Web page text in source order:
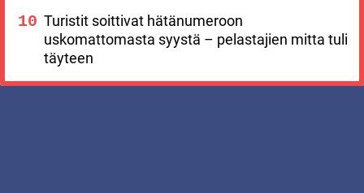
Turistit soittivat hätänumeroon
uskomattomasta syystä – pelastajien mitta tuli
täyteen